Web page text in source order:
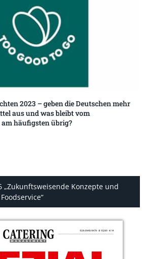
2023 – geben die Deutschen mehr
aus und was bleibt vom
häufigsten übrig?
„Zukunftsweisende Konzepte und